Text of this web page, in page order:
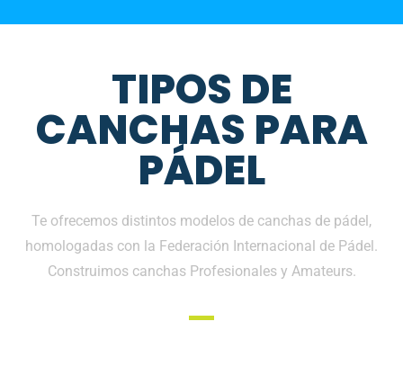
TIPOS DE
CANCHAS PARA
PÁDEL
Te ofrecemos distintos modelos de canchas de pádel,
homologadas con la Federación Internacional de Pádel.
Construimos canchas Profesionales y Amateurs.